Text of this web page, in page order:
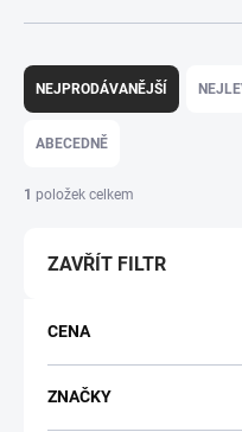
Řazení produktů
NEJPRODÁVANĚJŠÍ
ABECEDNĚ
1 položek celkem
ZAVŘÍT FILTR
CENA
ZNAČKY